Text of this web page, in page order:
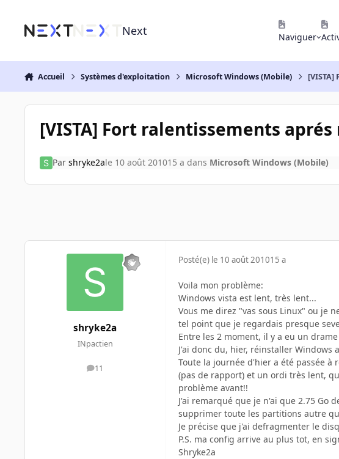
Next Naviguer
Accueil Systèmes d'exploitation Microsoft Windows (Mobile)
[VISTA] Fort ralentissements
Par shryke2ale 10 août 201015 a dans Microsoft Windows (Mobile)
shryke2a
INpactien
11
messages
Posté(e) le 10 août 201015 a
Voila mon problème:
Windows vista est lent, très lent...
Vous me direz "vas sous Linux" ou je
tel point que je regardais presque
Entre les 2 moment, il y a eu un
J'ai donc du, hier, réinstaller Windows
Toute la journée d'hier a été passée
(pas de rapport) et un ordi très lent,
problème avant!!
J'ai remarqué que je n'ai que 2.75 Go
supprimer toute les partitions autre
Je précise que j'ai defragmenter le
P.S. ma config arrive au plus tot, en
Shryke2a